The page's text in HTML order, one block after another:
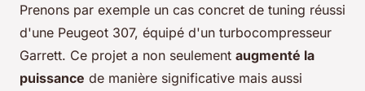
Prenons par exemple un cas concret de tuning réussi
d'une Peugeot 307, équipé d'un turbocompresseur
Garrett. Ce projet a non seulement augmenté la
puissance de manière significative mais aussi